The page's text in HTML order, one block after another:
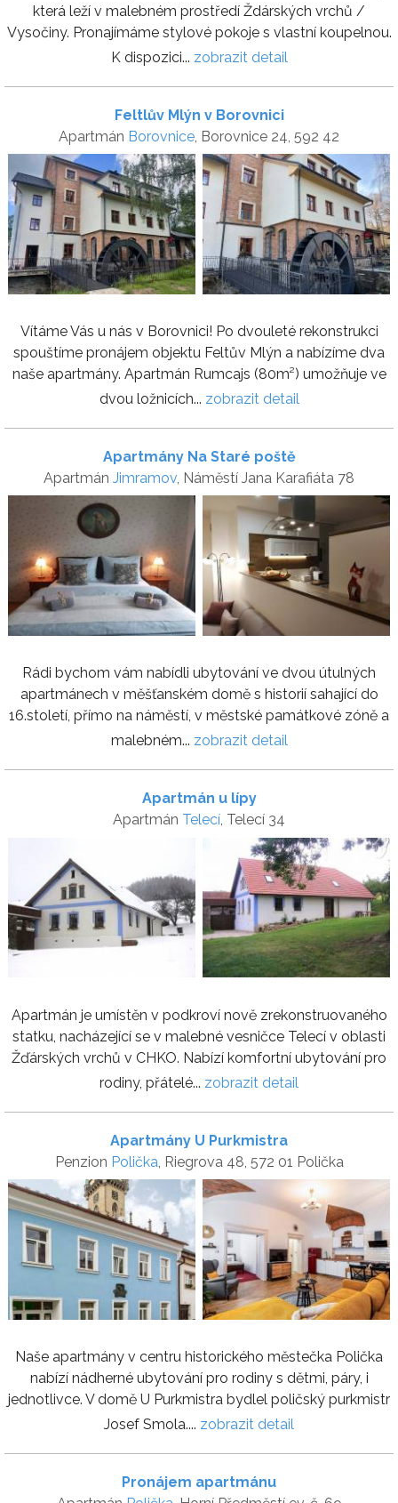
která leží v malebném prostředí Ždárských vrchů /
Vysočiny. Pronajímáme stylové pokoje s vlastní koupelnou.
K dispozici... zobrazit detail
Feltlův Mlýn v Borovnici
Apartmán Borovnice, Borovnice 24, 592 42
Vítáme Vás u nás v Borovnici! Po dvouleté rekonstrukci
spouštíme pronájem objektu Feltův Mlýn a nabízíme dva
naše apartmány. Apartmán Rumcajs (80m²) umožňuje ve
dvou ložnicích... zobrazit detail
Apartmány Na Staré poště
Apartmán Jimramov, Náměstí Jana Karafiáta 78
Rádi bychom vám nabídli ubytování ve dvou útulných
apartmánech v měšťanském domě s historií sahající do
16.století, přímo na náměstí, v městské památkové zóně a
malebném... zobrazit detail
Apartmán u lípy
Apartmán Telecí, Telecí 34
Apartmán je umístěn v podkroví nově zrekonstruovaného
statku, nacházející se v malebné vesničce Telecí v oblasti
Žďárských vrchů v CHKO. Nabízí komfortní ubytování pro
rodiny, přátelé... zobrazit detail
Apartmány U Purkmistra
Penzion Polička , Riegrova 48, 572 01 Polička
Naše apartmány v centru historického městečka Polička
nabízí nádherné ubytování pro rodiny s dětmi, páry, i
jednotlivce. V domě U Purkmistra bydlel poličský purkmistr
Josef Smola.... zobrazit detail
Pronájem apartmánu